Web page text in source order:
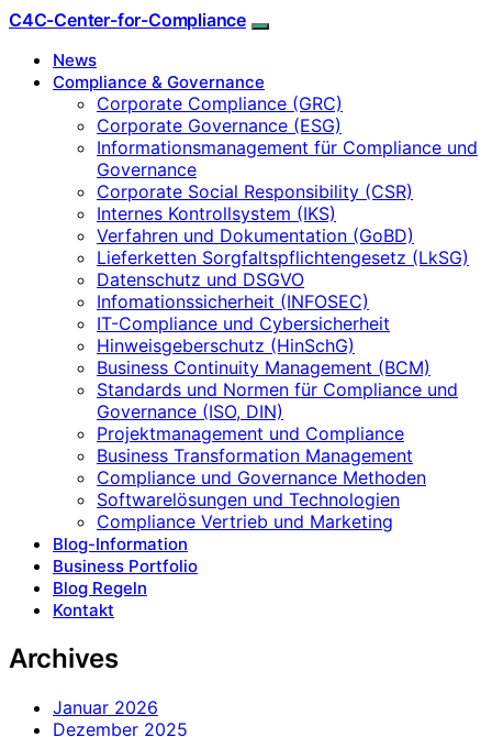
C4C-Center-for-Compliance
News
Compliance & Governance
Corporate Compliance (GRC)
Corporate Governance (ESG)
Informationsmanagement für Compliance und
Governance
Corporate Social Responsibility (CSR)
Internes Kontrollsystem (IKS)
Verfahren und Dokumentation (GoBD)
Lieferketten Sorgfaltspflichtengesetz (LkSG)
Datenschutz und DSGVO
Infomationssicherheit (INFOSEC)
IT-Compliance und Cybersicherheit
Hinweisgeberschutz (HinSchG)
Business Continuity Management (BCM)
Standards und Normen für Compliance und
Governance (ISO, DIN)
Projektmanagement und Compliance
Business Transformation Management
Compliance und Governance Methoden
Softwarelösungen und Technologien
Compliance Vertrieb und Marketing
Blog-Information
Business Portfolio
Blog Regeln
Kontakt
Archives
Januar 2026
Dezember 2025